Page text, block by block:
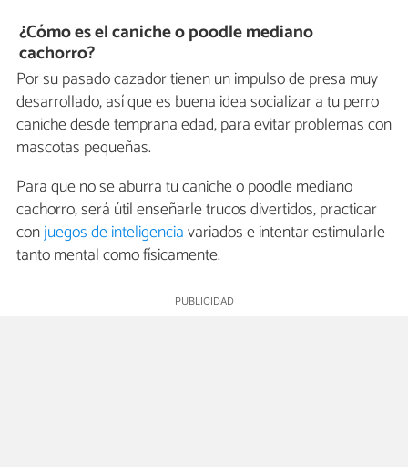
¿Cómo es el caniche o poodle mediano
cachorro?
Por su pasado cazador tienen un impulso de presa muy
desarrollado, así que es buena idea socializar a tu perro
caniche desde temprana edad, para evitar problemas con
mascotas pequeñas.
Para que no se aburra tu caniche o poodle mediano
cachorro, será útil enseñarle trucos divertidos, practicar
conjuegos de inteligenciavariados e intentar estimularle
tanto mental como físicamente.